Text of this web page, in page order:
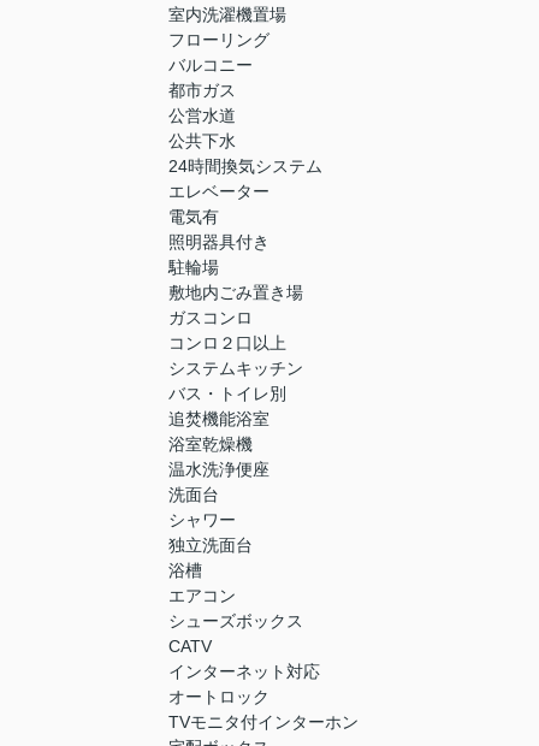
室内洗濯機置場
フローリング
バルコニー
都市ガス
公営水道
公共下水
24時間換気システム
エレベーター
電気有
照明器具付き
駐輪場
敷地内ごみ置き場
ガスコンロ
コンロ２口以上
システムキッチン
バス・トイレ別
追焚機能浴室
浴室乾燥機
温水洗浄便座
洗面台
シャワー
独立洗面台
浴槽
エアコン
シューズボックス
CATV
インターネット対応
オートロック
TVモニタ付インターホン